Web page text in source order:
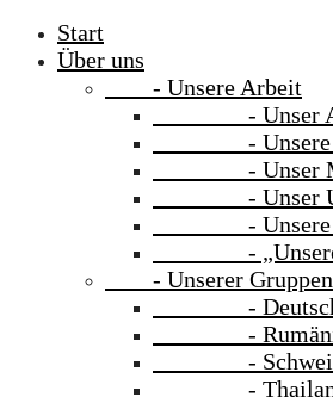
Start
Über uns
- Unsere Arbeit
- Unser
- Unsere
- Unser
- Unser
- Unsere
- „Unsere“
- Unserer Gruppen
-
-
- Schweiz –
- Thailand –